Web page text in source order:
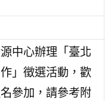
中心辦理「臺北
」徵選活動，歡
參加，請參考附